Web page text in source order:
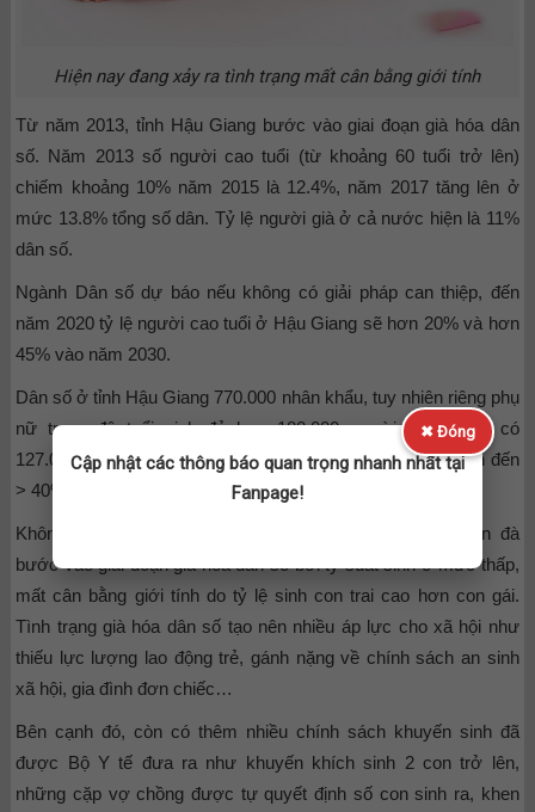
Hiện nay đang xảy ra tình trạng mất cân bằng giới tính
Từ năm 2013, tỉnh Hậu Giang bước vào giai đoạn già hóa dân
số. Năm 2013 số người cao tuổi (từ khoảng 60 tuổi trở lên)
chiếm khoảng 10% năm 2015 là 12.4%, năm 2017 tăng lên ở
mức 13.8% tổng số dân. Tỷ lệ người già ở cả nước hiện là 11%
dân số.
Ngành Dân số dự báo nếu không có giải pháp can thiệp, đến
năm 2020 tỷ lệ người cao tuổi ở Hậu Giang sẽ hơn 20% và hơn
45% vào năm 2030.
Dân số ở tỉnh Hậu Giang 770.000 nhân khẩu, tuy nhiên riêng phụ
nữ trong độ tuổi sinh đẻ hơn 180.000 người. Trong đó, có
127.000 phụ nữ đã có chồng, nhưng tỷ lệ chưa sinh con lên đến
> 40%.
Không chỉ riêng tại Hậu Giang, Việt Nam cũng đang trên đà
bước vào giai đoạn già hóa dân số bởi tỷ suất sinh ở mức thấp,
mất cân bằng giới tính do tỷ lệ sinh con trai cao hơn con gái.
Tình trạng già hóa dân số tạo nên nhiều áp lực cho xã hội như
thiếu lực lượng lao động trẻ, gánh nặng về chính sách an sinh
xã hội, gia đình đơn chiếc…
Bên cạnh đó, còn có thêm nhiều chính sách khuyến sinh đã
được Bộ Y tế đưa ra như khuyến khích sinh 2 con trở lên,
những cặp vợ chồng được tự quyết định số con sinh ra, khen
✖ Đóng
Cập nhật các thông báo quan trọng nhanh nhất tại
Fanpage!